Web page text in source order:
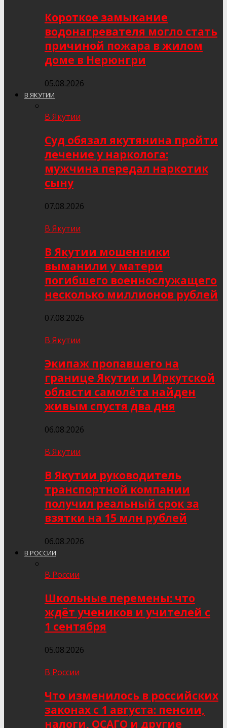
Короткое замыкание
водонагревателя могло стать
причиной пожара в жилом
доме в Нерюнгри
05.08.2026
В ЯКУТИИ
В Якутии
Суд обязал якутянина пройти
лечение у нарколога:
мужчина передал наркотик
сыну
07.08.2026
В Якутии
В Якутии мошенники
выманили у матери
погибшего военнослужащего
несколько миллионов рублей
07.08.2026
В Якутии
Экипаж пропавшего на
границе Якутии и Иркутской
области самолёта найден
живым спустя два дня
06.08.2026
В Якутии
В Якутии руководитель
транспортной компании
получил реальный срок за
взятки на 15 млн рублей
06.08.2026
В РОССИИ
В России
Школьные перемены: что
ждёт учеников и учителей с
1 сентября
05.08.2026
В России
Что изменилось в российских
законах с 1 августа: пенсии,
налоги, ОСАГО и другие